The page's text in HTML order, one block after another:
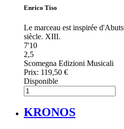
Enrico Tiso
Le marceau est inspirée
siècle. XIII.
7'10
2,5
Scomegna Edizioni Musicali
Prix: 119,50 €
Disponible
KRONOS